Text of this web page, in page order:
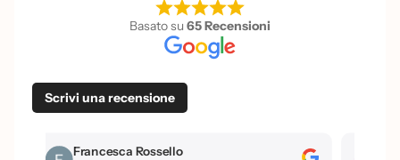
Basato su 65 Recensioni
Scrivi una recensione
Francesca Rossello